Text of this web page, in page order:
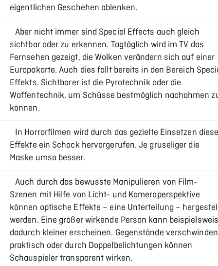
eigentlichen Geschehen ablenken.
Aber nicht immer sind Special Effects auch gleich
sichtbar oder zu erkennen. Tagtäglich wird im TV das
Fernsehen gezeigt, die Wolken verändern sich auf einer
Europakarte. Auch dies fällt bereits in den Bereich
Effekts. Sichtbarer ist die Pyrotechnik oder die
Waffentechnik, um Schüsse bestmöglich nachahmen
können.
In Horrorfilmen wird durch das gezielte Einsetzen
Effekte ein Schock hervorgerufen. Je gruseliger die
Maske umso besser.
Auch durch das bewusste Manipulieren von Film-
Szenen mit Hilfe von Licht- und Kameraperspektive
können optische Effekte – eine Unterteilung –
werden. Eine größer wirkende Person kann
dadurch kleiner erscheinen. Gegenstände verschwinden
praktisch oder durch Doppelbelichtungen können
Schauspieler transparent wirken.